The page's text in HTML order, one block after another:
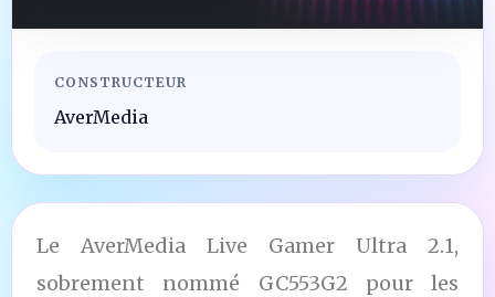
CONSTRUCTEUR
AverMedia
Le AverMedia Live Gamer Ultra 2.1,
sobrement nommé GC553G2 pour les